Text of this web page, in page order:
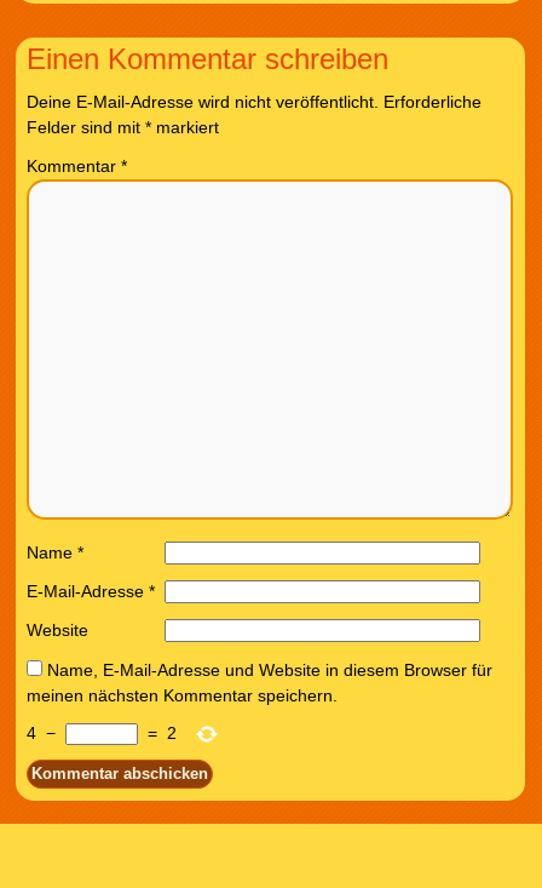
Einen Kommentar schreiben
Deine E-Mail-Adresse wird nicht veröffentlicht. Erforderliche
Felder sind mit *markiert
Kommentar *
Name *
E-Mail-Adresse *
Website
Name, E-Mail-Adresse und Website in diesem Browser für
meinen nächsten Kommentar speichern.
4 − = 2